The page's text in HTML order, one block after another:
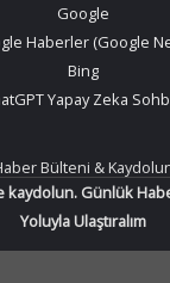
Google
Haberler (Google
Bing
Yapay Zeka
Bülteni &
kaydolun. Günlük
Yoluyla Ulaştıralım